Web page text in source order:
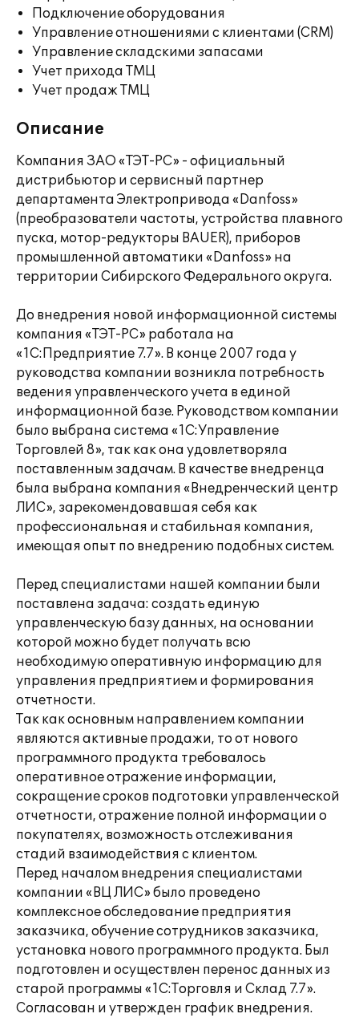
Подключение оборудования
Управление отношениями с клиентами (CRM)
Управление складскими запасами
Учет прихода ТМЦ
Учет продаж ТМЦ
Описание
Компания ЗАО «ТЭТ-РС» - официальный
дистрибьютор и сервисный партнер
департамента Электропривода «Danfoss»
(преобразователи частоты, устройства плавного
пуска, мотор-редукторы BAUER), приборов
промышленной автоматики «Danfoss» на
территории Сибирского Федерального округа.
До внедрения новой информационной системы
компания «ТЭТ-РС» работала на
«1С:Предприятие 7.7». В конце 2007 года у
руководства компании возникла потребность
ведения управленческого учета в единой
информационной базе. Руководством компании
было выбрана система «1С:Управление
Торговлей 8», так как она удовлетворяла
поставленным задачам. В качестве внедренца
была выбрана компания «Внедренческий центр
ЛИС», зарекомендовавшая себя как
профессиональная и стабильная компания,
имеющая опыт по внедрению подобных систем.
Перед специалистами нашей компании были
поставлена задача: создать единую
управленческую базу данных, на основании
которой можно будет получать всю
необходимую оперативную информацию для
управления предприятием и формирования
отчетности.
Так как основным направлением компании
являются активные продажи, то от нового
программного продукта требовалось
оперативное отражение информации,
сокращение сроков подготовки управленческой
отчетности, отражение полной информации о
покупателях, возможность отслеживания
стадий взаимодействия с клиентом.
Перед началом внедрения специалистами
компании «ВЦ ЛИС» было проведено
комплексное обследование предприятия
заказчика, обучение сотрудников заказчика,
установка нового программного продукта. Был
подготовлен и осуществлен перенос данных из
старой программы «1С:Торговля и Склад 7.7».
Согласован и утвержден график внедрения.